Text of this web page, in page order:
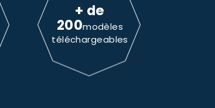
+ de
200modèles
téléchargeables